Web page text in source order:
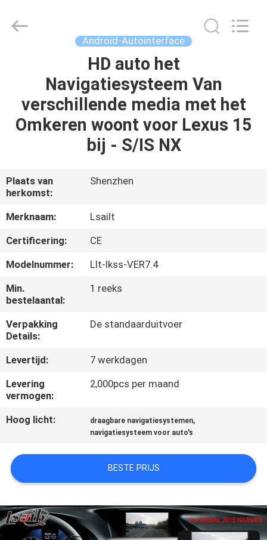
PRODUCTEN
ONGEVEER
ONS
FABRIEKSREIS
KWALITEITSCONTROLE
ONS
NIEUWS
PRIVACY
POLICY
Automobile
Electron
Android-Autointerface
HD auto het
Navigatiesysteem Van
verschillende media met het
Omkeren woont voor Lexus 15
bij - S/IS NX
Plaats van
herkomst:
Shenzhen
Merknaam:
Lsailt
Certificering:
CE
Modelnummer:
Llt-lkss-VER7.4
Min.
bestelaantal:
1 reeks
Verpakking
Details:
De standaarduitvoer
Levertijd:
7 werkdagen
Levering
vermogen:
2,000pcs per maand
Hoog licht: draagbare navigatiesystemen,
navigatiesysteem voor auto's
BESTE PRIJS